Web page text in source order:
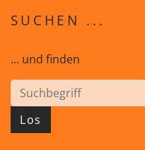
SUCHEN ...
... und finden
Los